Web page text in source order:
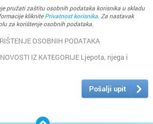
pružati zaštitu osobnih podataka korisnika u skladu
kliknitePrivatnost korisnika. Za nastavak
za korištenje osobnih podataka.
OSOBNIH PODATAKA
IZ KATEGORIJE Ljepota, njega i
Pošalji upit